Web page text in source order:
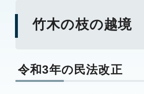
竹木の枝の越境
令和3年の民法改正